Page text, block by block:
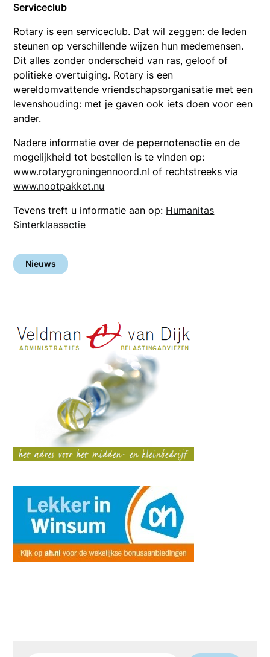
Serviceclub
Rotary is een serviceclub. Dat wil zeggen: de leden
steunen op verschillende wijzen hun medemensen.
Dit alles zonder onderscheid van ras, geloof of
politieke overtuiging. Rotary is een
wereldomvattende vriendschapsorganisatie met een
levenshouding: met je gaven ook iets doen voor een
ander.
Nadere informatie over de pepernotenactie en de
mogelijkheid tot bestellen is te vinden op:
www.rotarygroningennoord.nl of rechtstreeks via
www.nootpakket.nu
Tevens treft u informatie aan op: Humanitas
Sinterklaasactie
Nieuws